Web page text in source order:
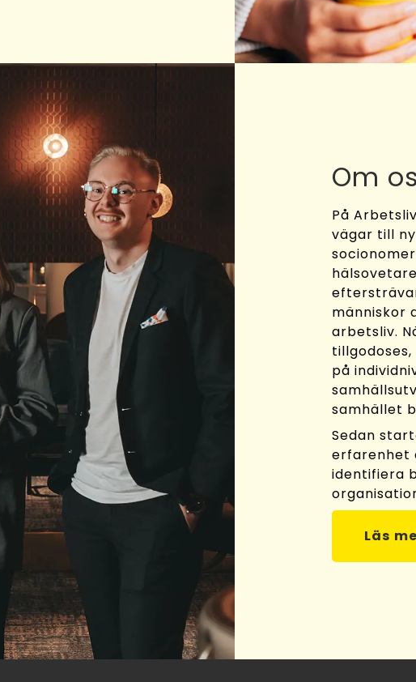
Om
På
vägar till
människor
arbetsliv.
på
samhället
Sedan
erfarenhet
identifiera
Läs